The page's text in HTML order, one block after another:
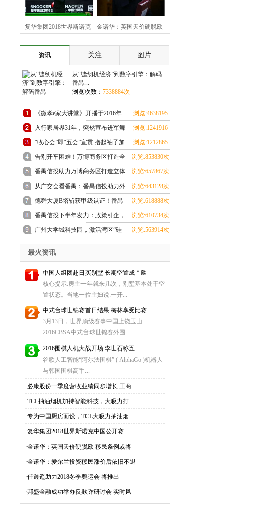
厨房
复华集团2018世界斯诺克
塞尔比问鼎冠军
金诺华：英国天价硬脱欧
资讯
关注 图片
从“缝纫机经济”到数字引擎：解码
番禺...
浏览次数： 7338884次
《微孝e家大讲堂》开播于2016年
浏览:4638195
次
入行家居界31年，突然宣布进军舞
蹈界？红星美凯龙究竟在闹哪
young？！
浏览:1241916
次
“收心会”即“五会”宣贯 撸起袖子加
油干
浏览:1212865
次
告别开车困难！万博商务区打造全
市第一地下环路导航
浏览:853830次
番禺信投助力万博商务区打造立体
交通，重塑番禺出行新格局
浏览:657867次
从广交会看番禺：番禺信投助力外
贸腾飞之路
浏览:643128次
德舜大厦B塔斩获甲级认证！番禺
信投赋能湾区商务新高度
浏览:618888次
番禺信投下半年发力：政策引企，
科创赋能！
浏览:610734次
广州大学城科技园，激活湾区“硅
谷”动能
浏览:563914次
最火资讯
中国人组团赴日买别墅 长期空置成＂幽
核心提示:房主一年就来几次，别墅基本处于空
置状态。当地一位主妇说:一开...
中式台球世锦赛首日结果 梅林享受比赛
3月13日，世界顶级赛事中国上饶玉山
2016CBSA中式台球世锦赛外围...
2016围棋人机大战开场 李世石称五
谷歌人工智能“阿尔法围棋” ( AlphaGo )机器人
与韩国围棋高手...
·必康股份一季度营收业绩同步增长 工商
·TCL抽油烟机加持智能科技，大吸力打
·专为中国厨房而设，TCL大吸力抽油烟
·复华集团2018世界斯诺克中国公开赛
·金诺华：英国天价硬脱欧 移民条例或将
·金诺华：爱尔兰投资移民涨价后依旧不退
·任逍遥助力2018冬季奥运会 将推出
·邦盛金融成功举办反欺诈研讨会 实时风